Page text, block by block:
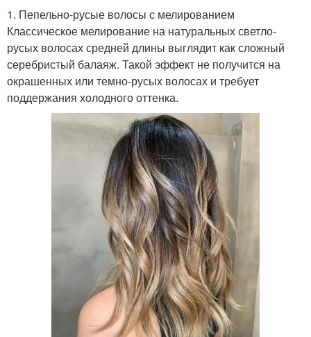
1. Пепельно-русые волосы с мелированием
Классическое мелирование на натуральных светло-
русых волосах средней длины выглядит как сложный
серебристый балаяж. Такой эффект не получится на
окрашенных или темно-русых волосах и требует
поддержания холодного оттенка.